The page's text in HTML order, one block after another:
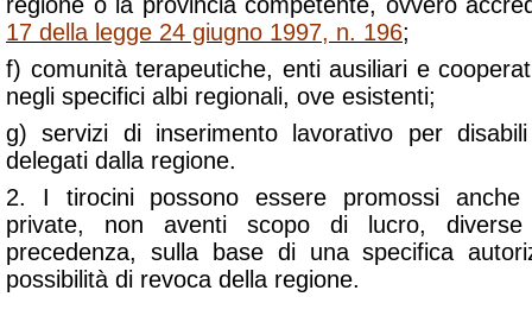
17 della legge 24 giugno 1997, n. 196;
f) comunità terapeutiche, enti ausiliari e
negli specifici albi regionali, ove esistenti;
g) servizi di inserimento lavorativo per
delegati dalla regione.
2. I tirocini possono essere promossi anche
private, non aventi scopo di lucro,
precedenza, sulla base di una specifica
possibilità di revoca della regione.